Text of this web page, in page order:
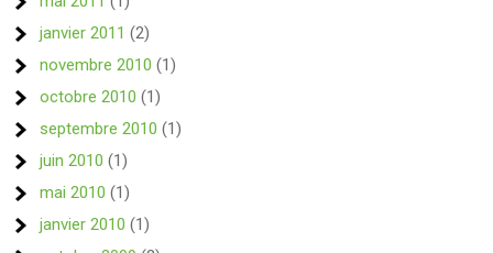
janvier 2011 (2)
novembre 2010 (1)
octobre 2010 (1)
septembre 2010 (1)
juin 2010 (1)
mai 2010 (1)
janvier 2010 (1)